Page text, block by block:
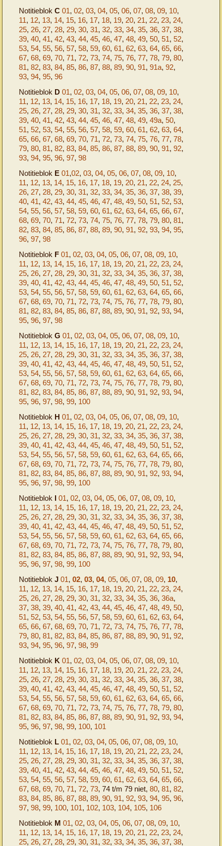
NotitieblokC 01, 02, 03, 04, 05, 06, 07, 08, 09, 10,
11, 12, 13, 14, 15, 16, 17, 18, 19, 20, 21, 22, 23, 24,
25, 26, 27, 28, 29, 30, 31, 32, 33, 34, 35, 36, 37, 38,
39, 40, 41, 42, 43, 44, 45, 46, 47, 48, 49, 50, 51, 52,
53, 54, 55, 56, 57, 58, 59, 60, 61, 62, 63, 64, 65, 66,
67, 68, 69, 70, 71, 72, 73, 74, 75, 76, 77, 78, 79, 80,
81, 82, 83, 84, 85, 86, 87, 88, 89, 90, 91, 91a, 92,
93, 94, 95, 96
Notitieblok D 01, 02, 03, 04, 05, 06, 07, 08, 09, 10,
11, 12, 13, 14, 15, 16, 17, 18, 19, 20, 21, 22, 23, 24,
25, 26, 27, 28, 29, 30, 31, 32, 33, 34, 35, 36, 37, 38,
39, 40, 41, 42, 43, 44, 45, 46, 47, 48, 49, 49a, 50,
51, 52, 53, 54, 55, 56, 57, 58, 59, 60, 61, 62, 63, 64,
65, 66, 67, 68, 69, 70, 71, 72, 73, 74, 75, 76, 77, 78,
79, 80, 81, 82, 83, 84, 85, 86, 87, 88, 89, 90, 91, 92,
93, 94, 95, 96, 97, 98
Notitieblok E 01,02, 03, 04, 05, 06, 07, 08, 09, 10,
11, 12, 13, 14, 15, 16, 17, 18, 19, 20, 21, 22, 24, 25,
26, 27, 28, 29, 30, 31, 32, 33, 34, 35, 36, 37, 38, 39,
40, 41, 42, 43, 44, 45, 46, 47, 48, 49, 50, 51, 52, 53,
54, 55, 56, 57, 58, 59, 60, 61, 62, 63, 64, 65, 66, 67,
68, 69, 70, 71, 72, 73, 74, 75, 76, 77, 78, 79, 80, 81,
82, 83, 84, 85, 86, 87, 88, 89, 90, 91, 92, 93, 94, 95,
96, 97, 98
Notitieblok F 01, 02, 03, 04, 05, 06, 07, 08, 09, 10,
11, 12, 13, 14, 15, 16, 17, 18, 19, 20, 21, 22, 23, 24,
25, 26, 27, 28, 29, 30, 31, 32, 33, 34, 35, 36, 37, 38,
39, 40, 41, 42, 43, 44, 45, 46, 47, 48, 49, 50, 51, 52,
53, 54, 55, 56, 57, 58, 59, 60, 61, 62, 63, 64, 65, 66,
67, 68, 69, 70, 71, 72, 73, 74, 75, 76, 77, 78, 79, 80,
81, 82, 83, 84, 85, 86, 87, 88, 89, 90, 91, 92, 93, 94,
95, 96, 97, 98
NotitieblokG 01, 02, 03, 04, 05, 06, 07, 08, 09, 10,
11, 12, 13, 14, 15, 16, 17, 18, 19, 20, 21, 22, 23, 24,
25, 26, 27, 28, 29, 30, 31, 32, 33, 34, 35, 36, 37, 38,
39, 40, 41, 42, 43, 44, 45, 46, 47, 48, 49, 50, 51, 52,
53, 54, 55, 56, 57, 58, 59, 60, 61, 62, 63, 64, 65, 66,
67, 68, 69, 70, 71, 72, 73, 74, 75, 76, 77, 78, 79, 80,
81, 82, 83, 84, 85, 86, 87, 88, 89, 90, 91, 92, 93, 94,
95, 96, 97, 98, 99, 100
Notitieblok H 01, 02, 03, 04, 05, 06, 07, 08, 09, 10,
11, 12, 13, 14, 15, 16, 17, 18, 19, 20, 21, 22, 23, 24,
25, 26, 27, 28, 29, 30, 31, 32, 33, 34, 35, 36, 37, 38,
39, 40, 41, 42, 43, 44, 45, 46, 47, 48, 49, 50, 51, 52,
53, 54, 55, 56, 57, 58, 59, 60, 61, 62, 63, 64, 65, 66,
67, 68, 69, 70, 71, 72, 73, 74, 75, 76, 77, 78, 79, 80,
81, 82, 83, 84, 85, 86, 87, 88, 89, 90, 91, 92, 93, 94,
95, 96, 97, 98, 99, 100
Notitieblok I 01, 02, 03, 04, 05, 06, 07, 08, 09, 10,
11, 12, 13, 14, 15, 16, 17, 18, 19, 20, 21, 22, 23, 24,
25, 26, 27, 28, 29, 30, 31, 32, 33, 34, 35, 36, 37, 38,
39, 40, 41, 42, 43, 44, 45, 46, 47, 48, 49, 50, 51, 52,
53, 54, 55, 56, 57, 58, 59, 60, 61, 62, 63, 64, 65, 66,
67, 68, 69, 70, 71, 72, 73, 74, 75, 76, 77, 78, 79, 80,
81, 82, 83, 84, 85, 86, 87, 88, 89, 90, 91, 92, 93, 94,
95, 96, 97, 98, 99, 100
NotitieblokJ 01, 02, 03, 04, 05, 06, 07, 08, 09, 10,
11, 12, 13, 14, 15, 16, 17, 18, 19, 20, 21, 22, 23, 24,
25, 26, 27, 28, 29, 30, 31, 32, 33, 34, 35, 36, 36a,
37, 38, 39, 40, 41, 42, 43, 44, 45, 46, 47, 48, 49, 50,
51, 52, 53, 54, 55, 56, 57, 58, 59, 60, 61, 62, 63, 64,
65, 66, 67, 68, 69, 70, 71, 72, 73, 74, 75, 76, 77, 78,
79, 80, 81, 82, 83, 84, 85, 86, 87, 88, 89, 90, 91, 92,
93, 94, 95, 96, 97, 98, 99
Notitieblok K 01, 02, 03, 04, 05, 06, 07, 08, 09, 10,
11, 12, 13, 14, 15, 16, 17, 18, 19, 20, 21, 22, 23, 24,
25, 26, 27, 28, 29, 30, 31, 32, 33, 34, 35, 36, 37, 38,
39, 40, 41, 42, 43, 44, 45, 46, 47, 48, 49, 50, 51, 52,
53, 54, 55, 56, 57, 58, 59, 60, 61, 62, 63, 64, 65, 66,
67, 68, 69, 70, 71, 72, 73, 74, 75, 76, 77, 78, 79, 80,
81, 82, 83, 84, 85, 86, 87, 88, 89, 90, 91, 92, 93, 94,
95, 96, 97, 98, 99, 100, 101
Notitieblok L 01, 02, 03, 04, 05, 06, 07, 08, 09, 10,
11, 12, 13, 14, 15, 16, 17, 18, 19, 20, 21, 22, 23, 24,
25, 26, 27, 28, 29, 30, 31, 32, 33, 34, 35, 36, 37, 38,
39, 40, 41, 42, 43, 44, 45, 46, 47, 48, 49, 50, 51, 52,
53, 54, 55, 56, 57, 58, 59, 60, 61, 62, 63, 64, 65, 66,
67, 68, 69, 70, 71, 72, 73, 74 t/m 79 niet, 80, 81, 82,
83, 84, 85, 86, 87, 88, 89, 90, 91, 92, 93, 94, 95, 96,
97, 98, 99, 100, 101, 102, 103, 104, 105, 106
Notitieblok M 01, 02, 03, 04, 05, 06, 07, 08, 09, 10,
11, 12, 13, 14, 15, 16, 17, 18, 19, 20, 21, 22, 23, 24,
25, 26, 27, 28, 29, 30, 31, 32, 33, 34, 35, 36, 37, 38,